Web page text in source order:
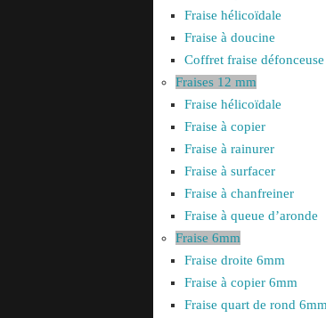
Fraise hélicoïdale
Fraise à doucine
Coffret fraise défonceuse
Fraises 12 mm
Fraise hélicoïdale
Fraise à copier
Fraise à rainurer
Fraise à surfacer
Fraise à chanfreiner
Fraise à queue d’aronde
Fraise 6mm
Fraise droite 6mm
Fraise à copier 6mm
Fraise quart de rond 6mm